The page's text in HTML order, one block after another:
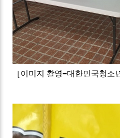
［이미지 촬영=대한민국청소